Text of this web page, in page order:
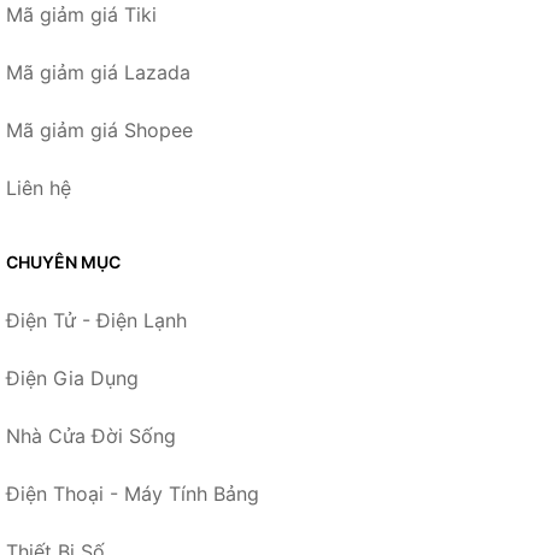
Mã giảm giá Tiki
Mã giảm giá Lazada
Mã giảm giá Shopee
Liên hệ
CHUYÊN MỤC
Điện Tử - Điện Lạnh
Điện Gia Dụng
Nhà Cửa Đời Sống
Điện Thoại - Máy Tính Bảng